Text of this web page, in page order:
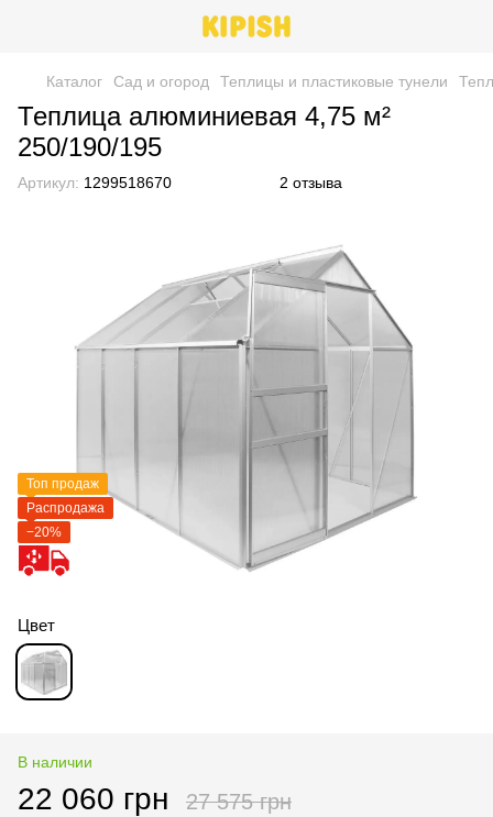
Каталог Сад и огород Теплицы и пластиковые тунели
Теплица алюминиевая 4,75 м²
250/190/195
Артикул: 1299518670 2 отзыва
Топ продаж
Распродажа
−20%
Цвет
В наличии
22 060 грн 27 575 грн